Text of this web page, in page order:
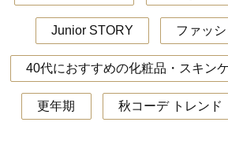
Junior STORY ファッ
更年期 秋コーデ トレンド